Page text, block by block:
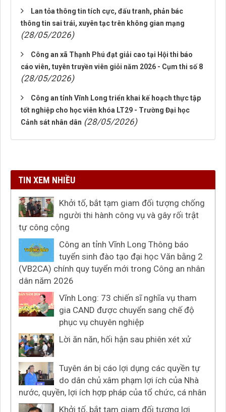
Lan tỏa thông tin tích cực, đấu tranh, phản bác
thông tin sai trái, xuyên tạc trên không gian mạng
(28/05/2026)
Công an xã Thạnh Phú đạt giải cao tại Hội thi báo
cáo viên, tuyên truyền viên giỏi năm 2026 - Cụm thi số 8
(28/05/2026)
Công an tỉnh Vĩnh Long triển khai kế hoạch thực tập
tốt nghiệp cho học viên khóa LT29 - Trường Đại học
Cảnh sát nhân dân (28/05/2026)
TIN XEM NHIỀU
Khởi tố, bắt tạm giam đối tượng chống
người thi hành công vụ và gây rối trật
tự công cộng
Công an tỉnh Vĩnh Long Thông báo
tuyển sinh đào tạo đại học Văn bằng 2
(VB2CA) chính quy tuyển mới trong Công an nhân
dân năm 2026
Vĩnh Long: 73 chiến sĩ nghĩa vụ tham
gia CAND được chuyển sang chế độ
phục vụ chuyên nghiệp
Lời ăn năn, hối hận sau phiên xét xử
Tuyên án bị cáo lợi dụng các quyền tự
do dân chủ xâm phạm lợi ích của Nhà
nước, quyền, lợi ích hợp pháp của tổ chức, cá nhân
Khởi tố, bắt tạm giam đối tượng lợi